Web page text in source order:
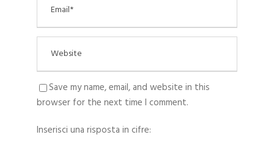
Save my name, email, and website in this
browser for the next time I comment.
Inserisci una risposta in cifre: